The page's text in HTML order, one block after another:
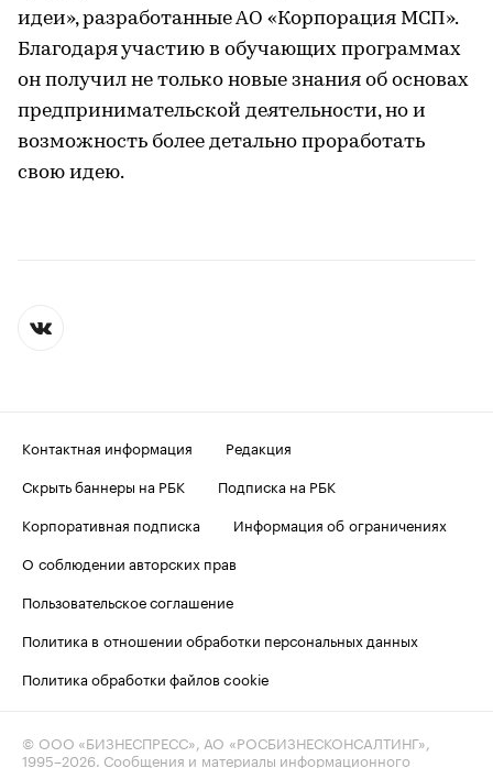
идеи», разработанные АО «Корпорация МСП».
Благодаря участию в обучающих программах
он получил не только новые знания об основах
предпринимательской деятельности, но и
возможность более детально проработать
свою идею.
Контактная информация
Редакция
Скрыть баннеры на РБК
Подписка на РБК
Корпоративная подписка
Информация об ограничениях
О соблюдении авторских прав
Пользовательское соглашение
Политика в отношении обработки персональных данных
Политика обработки файлов cookie
© ООО «БИЗНЕСПРЕСС», АО «РОСБИЗНЕСКОНСАЛТИНГ»,
1995–2026. Сообщения и материалы информационного